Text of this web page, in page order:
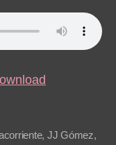
, JJ Gómez,